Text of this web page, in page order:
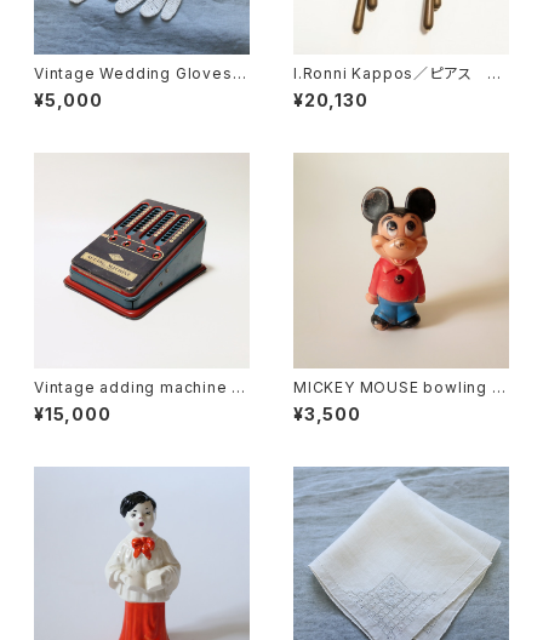
Vintage Wedding Gloves・
ウェディング グローブ U.S.A
¥5,000
I.Ronni Kappos／ピアス Br
onze
¥20,130
Vintage adding machine ・
ヴィンテージ ブリキ 加算機 U.
S.A
¥15,000
MICKEY MOUSE bowling pi
n figure ・ミッキーマウス ボー
リングピン U.S.A
¥3,500